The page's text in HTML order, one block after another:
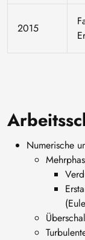
2015
Numerische